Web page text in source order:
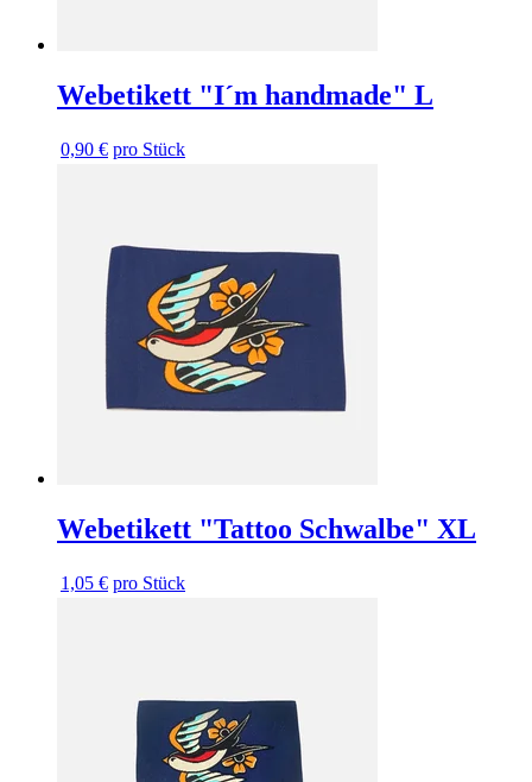
Webetikett "I´m handmade" L
0,90 € pro Stück
Webetikett "Tattoo Schwalbe" XL
1,05 € pro Stück